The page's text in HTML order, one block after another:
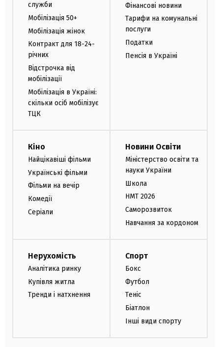
служби
Мобілізація 50+
Мобілізація жінок
Контракт для 18-24-
річних
Відстрочка від
мобілізації
Мобілізація в Україні:
скільки осіб мобілізує
ТЦК
Фінансові новини
Тарифи на комунальні
послуги
Податки
Пенсія в Україні
Кіно
Найцікавіші фільми
Українські фільми
Фільми на вечір
Комедії
Серіали
Новини Освіти
Міністерство освіти та
науки України
Школа
НМТ 2026
Саморозвиток
Навчання за кордоном
Нерухомість
Аналітика ринку
Купівля житла
Тренди і натхнення
Спорт
Бокс
Футбол
Теніс
Біатлон
Інші види спорту